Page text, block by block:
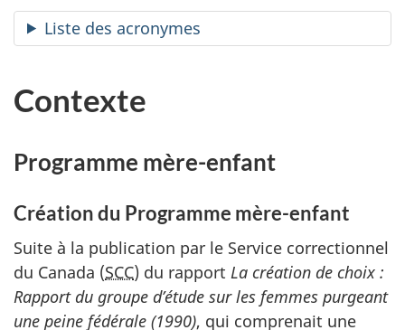
Liste des acronymes
Contexte
Programme mère-enfant
Création du Programme mère-enfant
Suite à la publication par le Service correctionnel
du Canada (SCC) du rapport La création de choix :
Rapport du groupe d’étude sur les femmes purgeant
une peine fédérale (1990), qui comprenait une